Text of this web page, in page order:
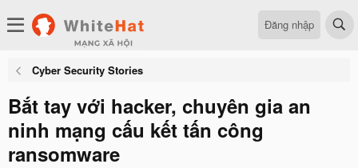
Đăng nhập
Cyber Security Stories
Bắt tay với hacker, chuyên gia an
ninh mạng cấu kết tấn công
ransomware